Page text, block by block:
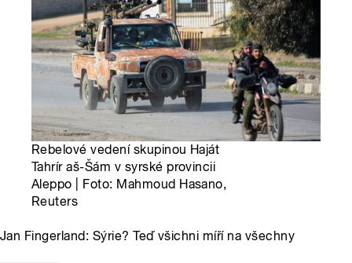
Rebelové vedení skupinou Haját
Tahrír aš-Šám v syrské provincii
Aleppo | Foto: Mahmoud Hasano,
Reuters
Jan Fingerland: Sýrie? Teď všichni míří na všechny